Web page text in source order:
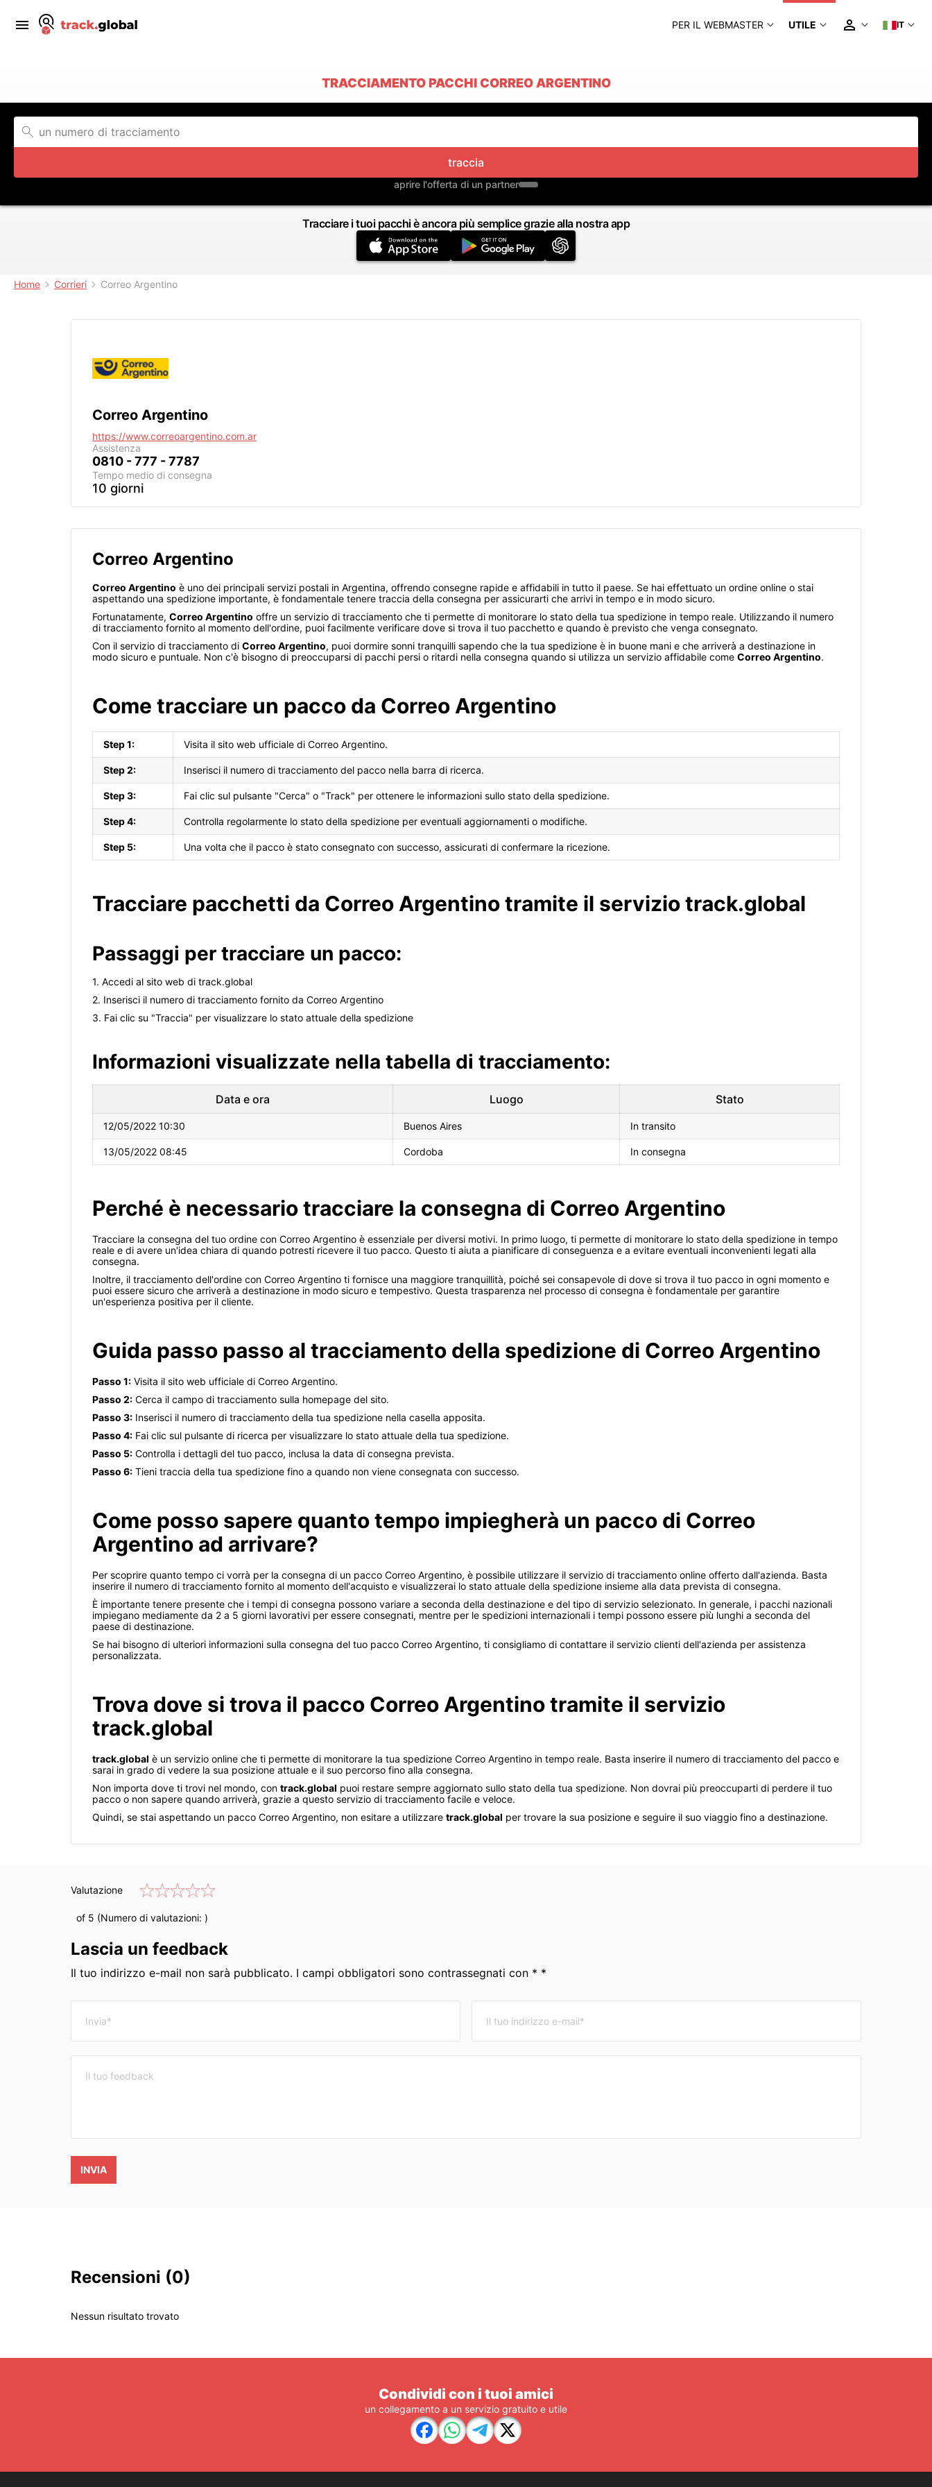
PER IL WEBMASTER UTILE IT
TRACCIAMENTO PACCHI CORREO ARGENTINO
traccia
aprire l'offerta di un partner
Tracciare i tuoi pacchi è ancora più semplice grazie alla nostra app
Home Corrieri Correo Argentino
Correo Argentino
https://www.correoargentino.com.ar
Assistenza
0810 - 777 - 7787
Tempo medio di consegna
10 giorni
Correo Argentino
Correo Argentino è uno dei principali servizi postali in Argentina, offrendo consegne rapide e affidabili in tutto il paese. Se hai effettuato un ordine online o stai
aspettando una spedizione importante, è fondamentale tenere traccia della consegna per assicurarti che arrivi in tempo e in modo sicuro.
Fortunatamente, Correo Argentino offre un servizio di tracciamento che ti permette di monitorare lo stato della tua spedizione in tempo reale. Utilizzando il numero
di tracciamento fornito al momento dell'ordine, puoi facilmente verificare dove si trova il tuo pacchetto e quando è previsto che venga consegnato.
Con il servizio di tracciamento di Correo Argentino, puoi dormire sonni tranquilli sapendo che la tua spedizione è in buone mani e che arriverà a destinazione in
modo sicuro e puntuale. Non c'è bisogno di preoccuparsi di pacchi persi o ritardi nella consegna quando si utilizza un servizio affidabile come Correo Argentino.
Come tracciare un pacco da Correo Argentino
Step 1: Visita il sito web ufficiale di Correo Argentino.
Step 2: Inserisci il numero di tracciamento del pacco nella barra di ricerca.
Step 3: Fai clic sul pulsante "Cerca" o "Track" per ottenere le informazioni sullo stato della spedizione.
Step 4: Controlla regolarmente lo stato della spedizione per eventuali aggiornamenti o modifiche.
Step 5: Una volta che il pacco è stato consegnato con successo, assicurati di confermare la ricezione.
Tracciare pacchetti da Correo Argentino tramite il servizio track.global
Passaggi per tracciare un pacco:
1. Accedi al sito web di track.global
2. Inserisci il numero di tracciamento fornito da Correo Argentino
3. Fai clic su "Traccia" per visualizzare lo stato attuale della spedizione
Informazioni visualizzate nella tabella di tracciamento:
Data e ora Luogo Stato
12/05/2022 10:30 Buenos Aires In transito
13/05/2022 08:45 Cordoba In consegna
Perché è necessario tracciare la consegna di Correo Argentino
Tracciare la consegna del tuo ordine con Correo Argentino è essenziale per diversi motivi. In primo luogo, ti permette di monitorare lo stato della spedizione in tempo
reale e di avere un'idea chiara di quando potresti ricevere il tuo pacco. Questo ti aiuta a pianificare di conseguenza e a evitare eventuali inconvenienti legati alla
consegna.
Inoltre, il tracciamento dell'ordine con Correo Argentino ti fornisce una maggiore tranquillità, poiché sei consapevole di dove si trova il tuo pacco in ogni momento e
puoi essere sicuro che arriverà a destinazione in modo sicuro e tempestivo. Questa trasparenza nel processo di consegna è fondamentale per garantire
un'esperienza positiva per il cliente.
Guida passo passo al tracciamento della spedizione di Correo Argentino
Passo 1: Visita il sito web ufficiale di Correo Argentino.
Passo 2: Cerca il campo di tracciamento sulla homepage del sito.
Passo 3: Inserisci il numero di tracciamento della tua spedizione nella casella apposita.
Passo 4: Fai clic sul pulsante di ricerca per visualizzare lo stato attuale della tua spedizione.
Passo 5: Controlla i dettagli del tuo pacco, inclusa la data di consegna prevista.
Passo 6: Tieni traccia della tua spedizione fino a quando non viene consegnata con successo.
Come posso sapere quanto tempo impiegherà un pacco di Correo
Argentino ad arrivare?
Per scoprire quanto tempo ci vorrà per la consegna di un pacco Correo Argentino, è possibile utilizzare il servizio di tracciamento online offerto dall'azienda. Basta
inserire il numero di tracciamento fornito al momento dell'acquisto e visualizzerai lo stato attuale della spedizione insieme alla data prevista di consegna.
È importante tenere presente che i tempi di consegna possono variare a seconda della destinazione e del tipo di servizio selezionato. In generale, i pacchi nazionali
impiegano mediamente da 2 a 5 giorni lavorativi per essere consegnati, mentre per le spedizioni internazionali i tempi possono essere più lunghi a seconda del
paese di destinazione.
Se hai bisogno di ulteriori informazioni sulla consegna del tuo pacco Correo Argentino, ti consigliamo di contattare il servizio clienti dell'azienda per assistenza
personalizzata.
Trova dove si trova il pacco Correo Argentino tramite il servizio
track.global
track.global è un servizio online che ti permette di monitorare la tua spedizione Correo Argentino in tempo reale. Basta inserire il numero di tracciamento del pacco e
sarai in grado di vedere la sua posizione attuale e il suo percorso fino alla consegna.
Non importa dove ti trovi nel mondo, con track.global puoi restare sempre aggiornato sullo stato della tua spedizione. Non dovrai più preoccuparti di perdere il tuo
pacco o non sapere quando arriverà, grazie a questo servizio di tracciamento facile e veloce.
Quindi, se stai aspettando un pacco Correo Argentino, non esitare a utilizzare track.global per trovare la sua posizione e seguire il suo viaggio fino a destinazione.
Valutazione
of 5 (Numero di valutazioni: )
Lascia un feedback
Il tuo indirizzo e-mail non sarà pubblicato. I campi obbligatori sono contrassegnati con * *
INVIA
Recensioni (0)
Nessun risultato trovato
Condividi con i tuoi amici
un collegamento a un servizio gratuito e utile